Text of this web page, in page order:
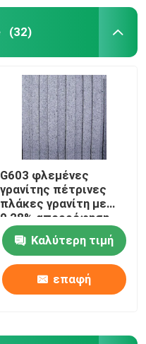
(32)
G603 φλεμένες
γρανίτης πέτρινες
πλάκες γρανίτη με
0,28% απορρόφηση
νερού
Καλύτερη τιμή
επαφή